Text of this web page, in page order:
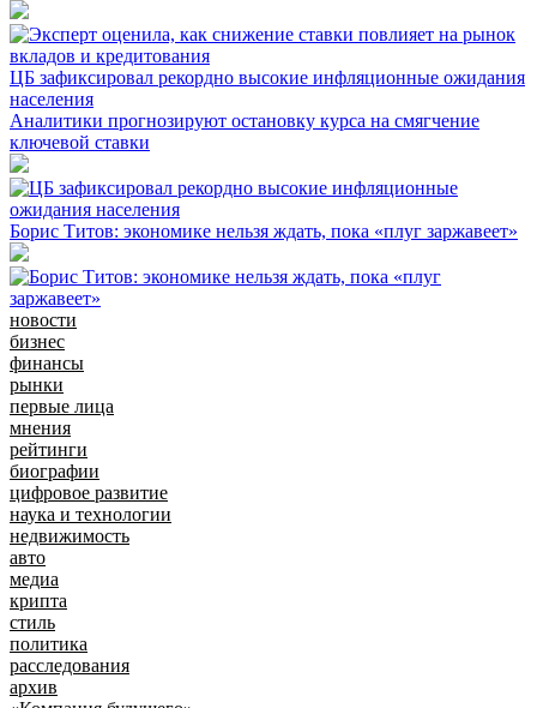
ЦБ зафиксировал рекордно высокие инфляционные ожидания
населения
Аналитики прогнозируют остановку курса на смягчение
ключевой ставки
Борис Титов: экономике нельзя ждать, пока «плуг заржавеет»
новости
бизнес
финансы
рынки
первые лица
мнения
рейтинги
биографии
цифровое развитие
наука и технологии
недвижимость
авто
медиа
крипта
стиль
политика
расследования
архив